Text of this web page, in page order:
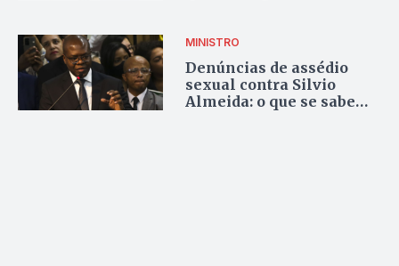
MINISTRO
Denúncias de assédio
sexual contra Silvio
Almeida: o que se sabe